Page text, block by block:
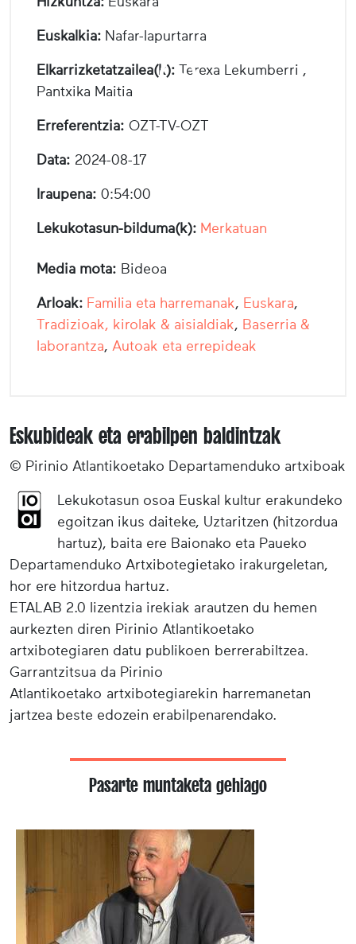
Euskalkia: Nafar-lapurtarra
Elkarrizketatzailea(k): Terexa Lekumberri ,
Pantxika Maitia
Erreferentzia: OZT-TV-OZT
Data: 2024-08-17
Iraupena: 0:54:00
Lekukotasun-bilduma(k): Merkatuan
Media mota: Bideoa
Arloak: Familia eta harremanak, Euskara,
Tradizioak, kirolak & aisialdiak, Baserria &
laborantza, Autoak eta errepideak
Eskubideak eta erabilpen baldintzak
© Pirinio Atlantikoetako Departamenduko artxiboak
Lekukotasun osoa Euskal kultur erakundeko
egoitzan ikus daiteke, Uztaritzen (hitzordua
hartuz), baita ere Baionako eta Paueko
Departamenduko Artxibotegietako irakurgeletan,
hor ere hitzordua hartuz.
ETALAB 2.0 lizentzia irekiak arautzen du hemen
aurkezten diren Pirinio Atlantikoetako
artxibotegiaren datu publikoen berrerabiltzea.
Garrantzitsua da Pirinio
Atlantikoetako artxibotegiarekin harremanetan
jartzea beste edozein erabilpenarendako.
Pasarte muntaketa gehiago